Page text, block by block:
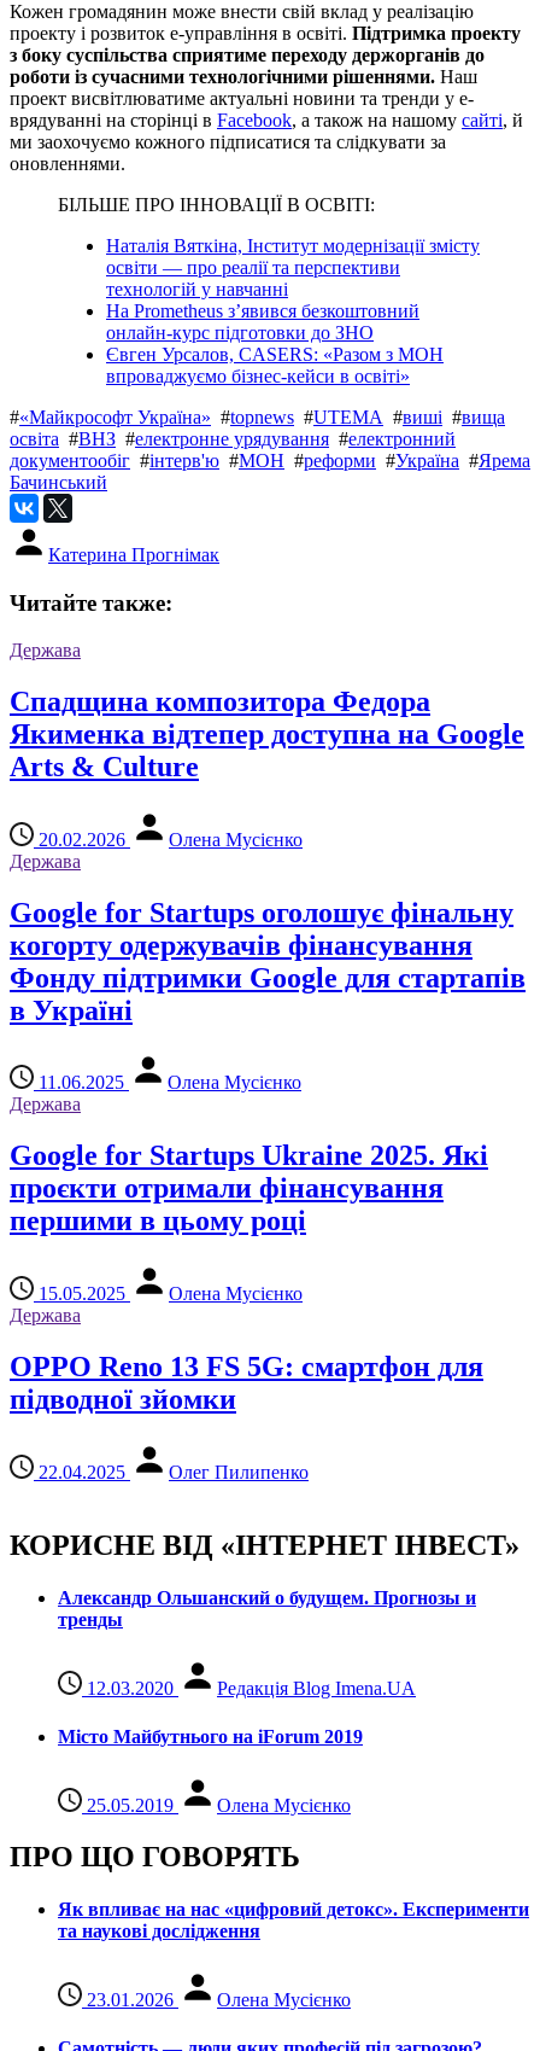
Кожен громадянин може внести свій вклад у реалізацію
проекту і розвиток е-управління в освіті. Підтримка проекту
з боку суспільства сприятиме переходу держорганів до
роботи із сучасними технологічними рішеннями. Наш
проект висвітлюватиме актуальні новини та тренди у е-
врядуванні на сторінці в Facebook, а також на нашому сайті, й
ми заохочуємо кожного підписатися та слідкувати за
оновленнями.
БІЛЬШЕ ПРО ІННОВАЦІЇ В ОСВІТІ:
Наталія Вяткіна, Інститут модернізації змісту
освіти — про реалії та перспективи
технологій у навчанні
На Prometheus з’явився безкоштовний
онлайн-курс підготовки до ЗНО
Євген Урсалов, CASERS: «Разом з МОН
впроваджуємо бізнес-кейси в освіті»
#«Майкрософт Україна» #topnews #UТЕMA #виші #вища
освіта #ВНЗ #електронне урядування #електронний
документообіг #інтерв'ю #МОН #реформи #Україна #Ярема
Бачинський
Катерина Прогнімак
Читайте также:
Держава
Спадщина композитора Федора
Якименка відтепер доступна на Google
Arts & Culture
20.02.2026
Олена Мусієнко
Держава
Google for Startups оголошує фінальну
когорту одержувачів фінансування
Фонду підтримки Google для стартапів
в Україні
11.06.2025
Олена Мусієнко
Держава
Google for Startups Ukraine 2025. Які
проєкти отримали фінансування
першими в цьому році
15.05.2025
Олена Мусієнко
Держава
OPPO Reno 13 FS 5G: смартфон для
підводної зйомки
22.04.2025 Олег Пилипенко
КОРИСНЕ ВІД «ІНТЕРНЕТ ІНВЕСТ»
Александр Ольшанский о будущем. Прогнозы и
тренды
12.03.2020 Редакція Blog Imena.UA
Місто Майбутнього на iForum 2019
25.05.2019 Олена Мусієнко
ПРО ЩО ГОВОРЯТЬ
Як впливає на нас «цифровий детокс». Експерименти
та наукові дослідження
23.01.2026 Олена Мусієнко